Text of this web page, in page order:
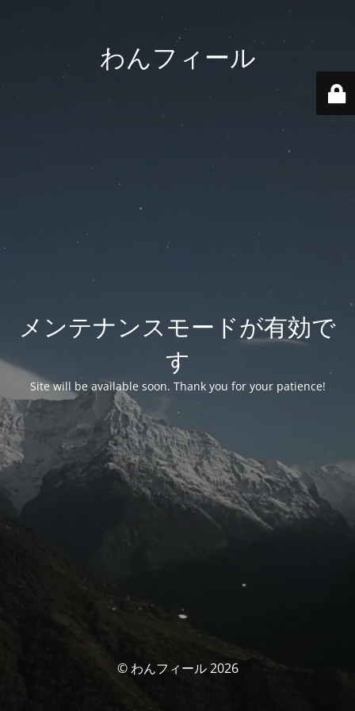
わんフィール
メンテナンスモードが有効で
す
Site will be available soon. Thank you for your patience!
© わんフィール 2026